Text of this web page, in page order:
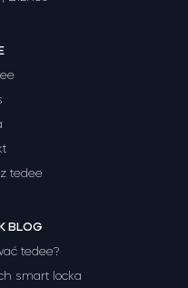
tedee
BLOG
tedee?
smart locka